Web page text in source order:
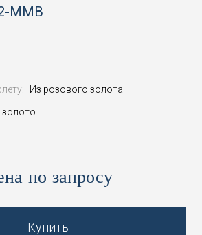
MMB
Из розового золота
по запросу
Купить